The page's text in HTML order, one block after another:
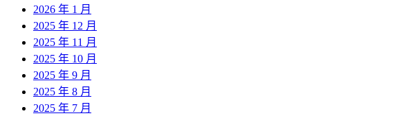
2026 年 1 月
2025 年 12 月
2025 年 11 月
2025 年 10 月
2025 年 9 月
2025 年 8 月
2025 年 7 月